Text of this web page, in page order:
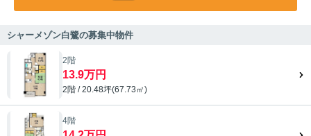
シャーメゾン白鷺の募集中物件
2階
13.9万円
2階 / 20.48坪(67.73㎡)
4階